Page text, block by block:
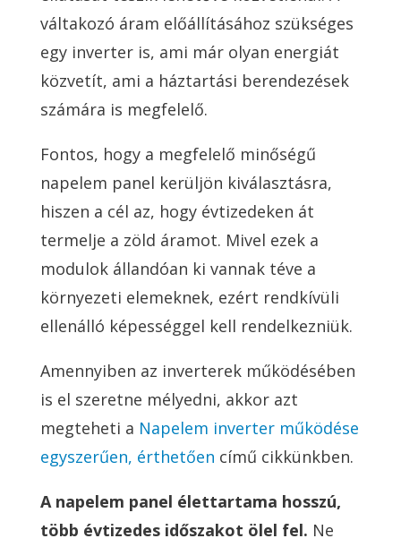
váltakozó áram előállításához szükséges
egy inverter is, ami már olyan energiát
közvetít, ami a háztartási berendezések
számára is megfelelő.
Fontos, hogy a megfelelő minőségű
napelem panel kerüljön kiválasztásra,
hiszen a cél az, hogy évtizedeken át
termelje a zöld áramot. Mivel ezek a
modulok állandóan ki vannak téve a
környezeti elemeknek, ezért rendkívüli
ellenálló képességgel kell rendelkezniük.
Amennyiben az inverterek működésében
is el szeretne mélyedni, akkor azt
megteheti a Napelem inverter működése
egyszerűen, érthetően című cikkünkben.
A napelem panel élettartama hosszú,
több évtizedes időszakot ölel fel. Ne